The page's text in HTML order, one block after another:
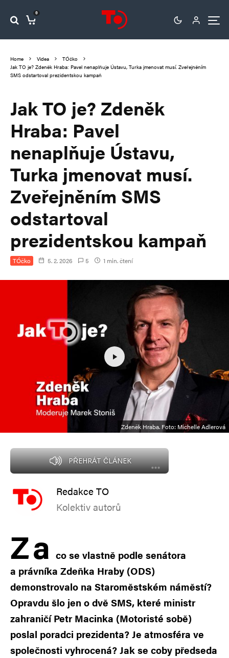
0
Home Videa
TÓčko
Jak TO je? Zdeněk Hraba: Pavel nenaplňuje Ústavu, Turka jmenovat musí. Zveřejněním
SMS odstartoval prezidentskou kampaň
Jak TO je? Zdeněk
Hraba: Pavel
nenaplňuje Ústavu,
Turka jmenovat musí.
Zveřejněním SMS
odstartoval
prezidentskou kampaň
TÓčko 5. 2. 2026 5 1 min. čtení
Zdeněk Hraba. Foto: Michelle Adlerová
PŘEHRÁT ČLÁNEK
Redakce TO
Kolektiv autorů
Za co se vlastně podle senátora
a právníka Zdeňka Hraby (ODS)
demonstrovalo na Staroměstském náměstí?
Opravdu šlo jen o dvě SMS, které ministr
zahraničí Petr Macinka (Motoristé sobě)
poslal poradci prezidenta? Je atmosféra ve
společnosti vyhrocená? Jak se coby předseda